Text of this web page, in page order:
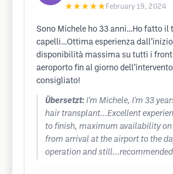
★★★★★ February 19, 2024
Sono Michele ho 33 anni…Ho fatto il
capelli…Ottima esperienza
disponibilità massima su tutti i
aeroporto fin al giorno
consigliato!
Übersetzt: I'm Michele, I'm 33
hair transplant...Excellent
to finish, maximum availability
from arrival at the airport to the
operation and